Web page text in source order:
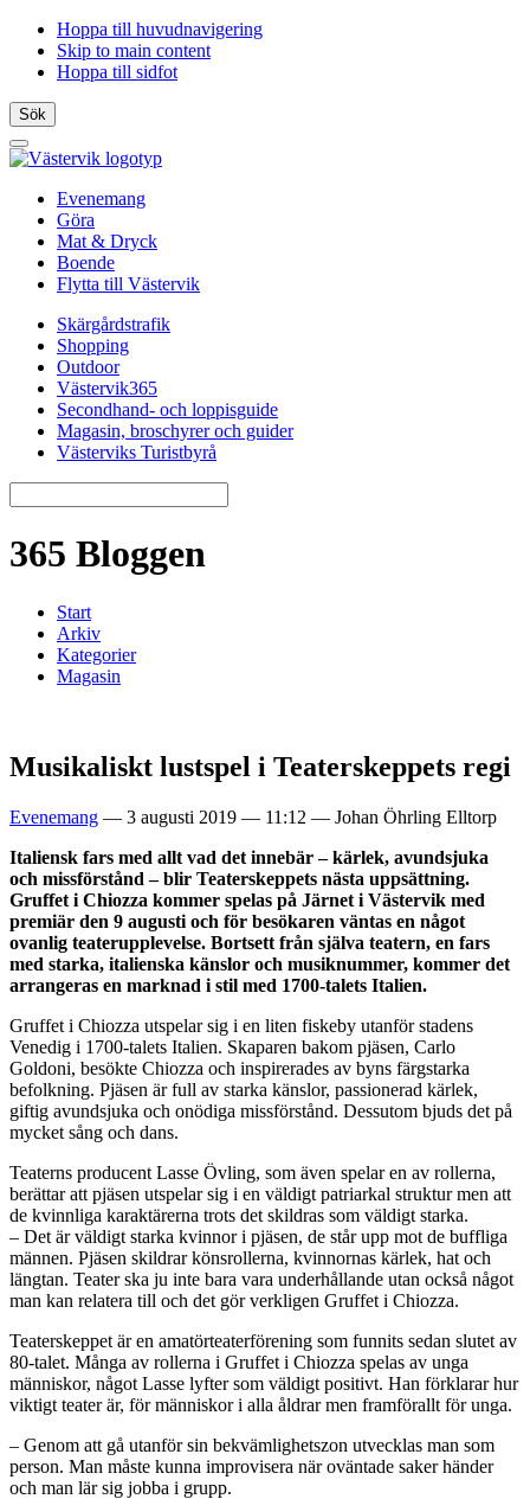
Hoppa till huvudnavigering
Skip to main content
Hoppa till sidfot
Sök
Öppna
menyn
Evenemang
Göra
Mat & Dryck
Boende
Flytta till Västervik
Skärgårdstrafik
Shopping
Outdoor
Västervik365
Secondhand- och loppisguide
Magasin, broschyrer och guider
Västerviks Turistbyrå
365 Bloggen
Start
Arkiv
Kategorier
Magasin
Musikaliskt lustspel i Teaterskeppets regi
Evenemang — 3 augusti 2019 — 11:12 — Johan Öhrling Elltorp
Italiensk fars med allt vad det innebär – kärlek, avundsjuka
och missförstånd – blir Teaterskeppets nästa uppsättning.
Gruffet i Chiozza kommer spelas på Järnet i Västervik med
premiär den 9 augusti och för besökaren väntas en något
ovanlig teaterupplevelse. Bortsett från själva teatern, en fars
med starka, italienska känslor och musiknummer, kommer det
arrangeras en marknad i stil med 1700-talets Italien.
Gruffet i Chiozza utspelar sig i en liten fiskeby utanför stadens
Venedig i 1700-talets Italien. Skaparen bakom pjäsen, Carlo
Goldoni, besökte Chiozza och inspirerades av byns färgstarka
befolkning. Pjäsen är full av starka känslor, passionerad kärlek,
giftig avundsjuka och onödiga missförstånd. Dessutom bjuds det på
mycket sång och dans.
Teaterns producent Lasse Övling, som även spelar en av rollerna,
berättar att pjäsen utspelar sig i en väldigt patriarkal struktur men att
de kvinnliga karaktärerna trots det skildras som väldigt starka.
– Det är väldigt starka kvinnor i pjäsen, de står upp mot de buffliga
männen. Pjäsen skildrar könsrollerna, kvinnornas kärlek, hat och
längtan. Teater ska ju inte bara vara underhållande utan också något
man kan relatera till och det gör verkligen Gruffet i Chiozza.
Teaterskeppet är en amatörteaterförening som funnits sedan slutet av
80-talet. Många av rollerna i Gruffet i Chiozza spelas av unga
människor, något Lasse lyfter som väldigt positivt. Han förklarar hur
viktigt teater är, för människor i alla åldrar men framförallt för unga.
– Genom att gå utanför sin bekvämlighetszon utvecklas man som
person. Man måste kunna improvisera när oväntade saker händer
och man lär sig jobba i grupp.